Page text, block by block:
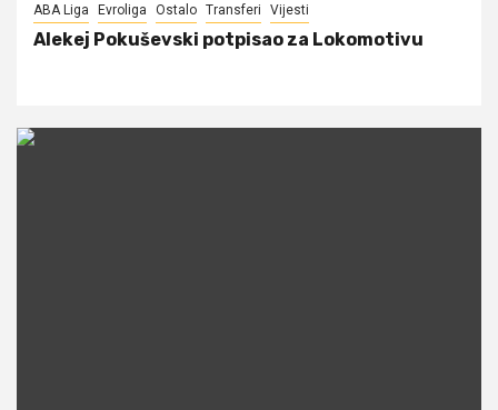
ABA Liga Evroliga Ostalo Transferi Vijesti
Alekej Pokuševski potpisao za Lokomotivu